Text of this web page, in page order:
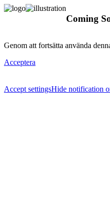
Coming
Genom att fortsätta använda
Acceptera
Accept settingsHide notification